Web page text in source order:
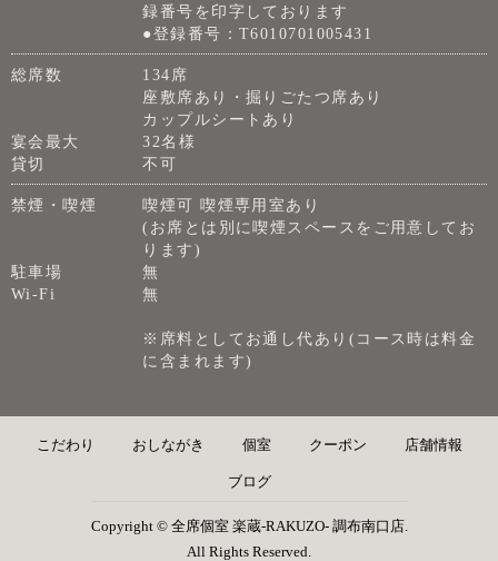
録番号を印字しております
●登録番号：T6010701005431
総席数
134席
座敷席あり・掘りごたつ席あり
カップルシートあり
宴会最大
32名様
貸切
不可
禁煙・喫煙
喫煙可 喫煙専用室あり
(お席とは別に喫煙スペースをご用意してお
ります)
駐車場
無
Wi-Fi
無
※席料としてお通し代あり(コース時は料金
に含まれます)
こだわり おしながき 個室 クーポン 店舗情報
ブログ
Copyright © 全席個室 楽蔵‐RAKUZO‐ 調布南口店.
All Rights Reserved.